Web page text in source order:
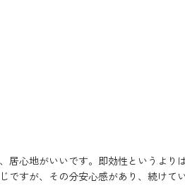
居心地がいいです。即効性というより
ですが、その分安心感があり、続けて